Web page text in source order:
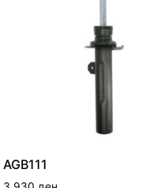
AGB111